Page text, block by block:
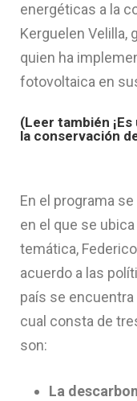
energéticas a la
Kerguelen Velilla,
quien ha
fotovoltaica en
(Leer también
la conservación
En el programa
en el que se
temática,
acuerdo a las
país se
cual consta de
son:
La